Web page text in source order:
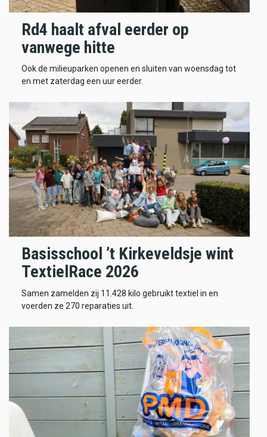
Rd4 haalt afval eerder op
vanwege hitte
Ook de milieuparken openen en sluiten van woensdag tot
en met zaterdag een uur eerder.
Basisschool ’t Kirkeveldsje wint
TextielRace 2026
Samen zamelden zij 11.428 kilo gebruikt textiel in en
voerden ze 270 reparaties uit.